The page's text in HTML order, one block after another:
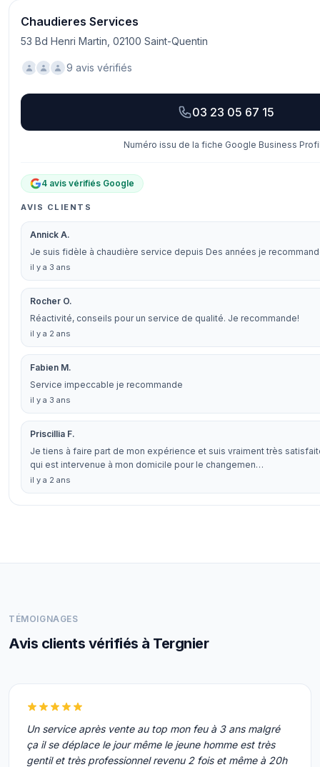
Chaudieres Services
53 Bd Henri Martin, 02100 Saint-Quentin
9 avis vérifiés
03 23 05 67 15
Numéro issu de la fiche Google Business
4 avis vérifiés Google
AVIS CLIENTS
Annick A.
Je suis fidèle à chaudière service depuis Des années je
il y a 3 ans
Rocher O.
Réactivité, conseils pour un service de qualité. Je recommande!
il y a 2 ans
Fabien M.
Service impeccable je recommande
il y a 3 ans
Priscillia F.
Je tiens à faire part de mon expérience et suis vraiment très
qui est intervenue à mon domicile pour le changemen…
il y a 2 ans
TÉMOIGNAGES
Avis clients vérifiés à Tergnier
Un service après vente au top mon feu à 3 ans malgré
ça il se déplace le jour même le jeune homme est très
gentil et très professionnel revenu 2 fois et même à 20h